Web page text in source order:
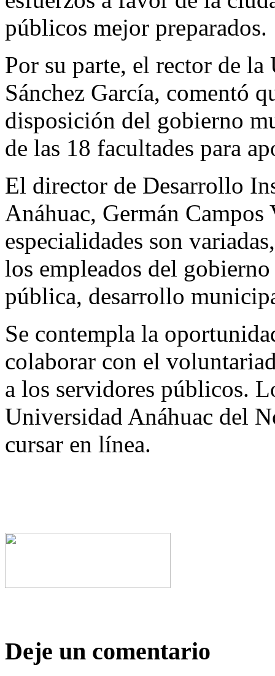
públicos mejor preparados.
Por su parte, el rector de
Sánchez García, comentó
disposición del gobierno
de las 18 facultades para
El director de Desarrollo
Anáhuac, Germán
especialidades son
los empleados del
pública, desarrollo
Se contempla la
colaborar con el
a los servidores públicos.
Universidad Anáhuac del
cursar en línea.
Deje un comentario